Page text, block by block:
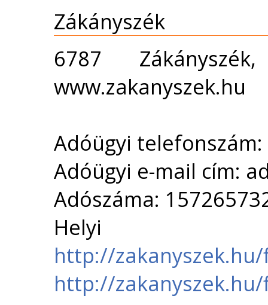
Zákányszék
6787
www.zakanyszek.hu
Adóügyi telefonszám:
Adóügyi e-mail cím:
Adószáma:
Helyi
http://zakanyszek.hu/
http://